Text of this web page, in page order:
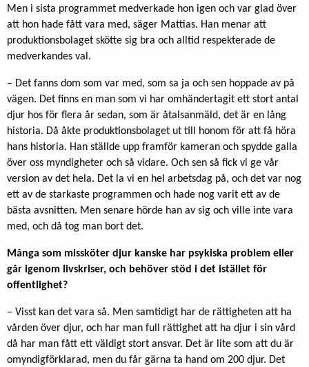
Men i sista programmet medverkade hon igen och var glad över
att hon hade fått vara med, säger Mattias. Han menar att
produktionsbolaget skötte sig bra och alltid respekterade de
medverkandes val.
– Det fanns dom som var med, som sa ja och sen hoppade av på
vägen. Det finns en man som vi har omhändertagit ett stort antal
djur hos för flera år sedan, som är åtalsanmäld, det är en lång
historia. Då åkte produktionsbolaget ut till honom för att få höra
hans historia. Han ställde upp framför kameran och spydde galla
över oss myndigheter och så vidare. Och sen så fick vi ge vår
version av det hela. Det la vi en hel arbetsdag på, och det var nog
ett av de starkaste programmen och hade nog varit ett av de
bästa avsnitten. Men senare hörde han av sig och ville inte vara
med, och då tog man bort det.
Många som missköter djur kanske har psykiska problem eller
går igenom livskriser, och behöver stöd i det istället för
offentlighet?
– Visst kan det vara så. Men samtidigt har de rättigheten att ha
vården över djur, och har man full rättighet att ha djur i sin vård
då har man fått ett väldigt stort ansvar. Det är lite som att du är
omyndigförklarad, men du får gärna ta hand om 200 djur. Det